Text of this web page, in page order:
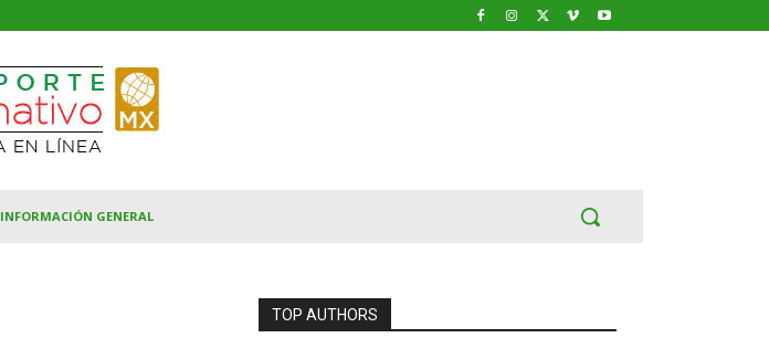
INFORMACIÓN GENERAL
TOP AUTHORS